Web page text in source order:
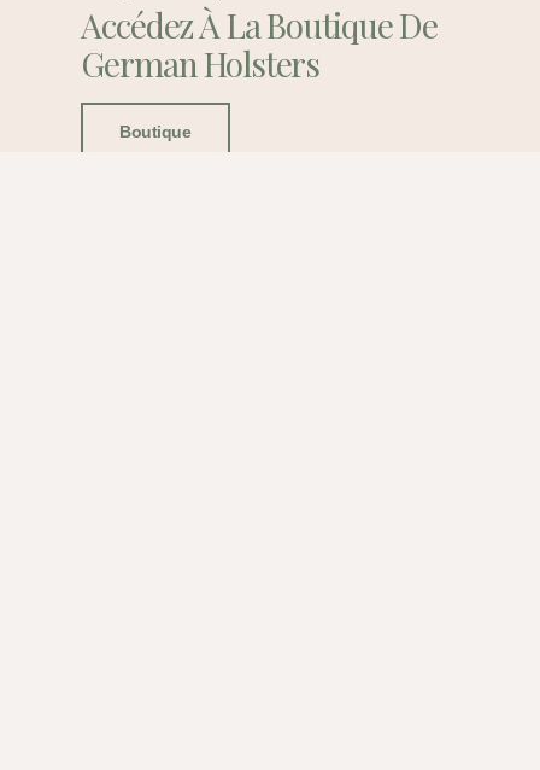
Accédez À La Boutique De
German Holsters
Boutique